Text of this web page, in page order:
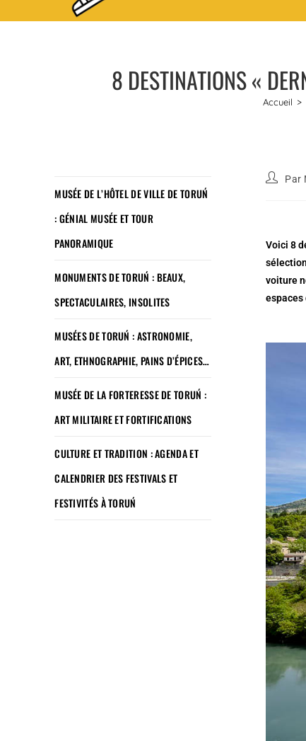
8 DESTINATIONS «
Accueil >
MUSÉE DE L’HÔTEL DE VILLE DE TORUŃ
: GÉNIAL MUSÉE ET TOUR
PANORAMIQUE
MONUMENTS DE TORUŃ : BEAUX,
SPECTACULAIRES, INSOLITES
MUSÉES DE TORUŃ : ASTRONOMIE,
ART, ETHNOGRAPHIE, PAINS D’ÉPICES…
MUSÉE DE LA FORTERESSE DE TORUŃ :
ART MILITAIRE ET FORTIFICATIONS
CULTURE ET TRADITION : AGENDA ET
CALENDRIER DES FESTIVALS ET
FESTIVITÉS À TORUŃ
Par
Voici 8
voiture